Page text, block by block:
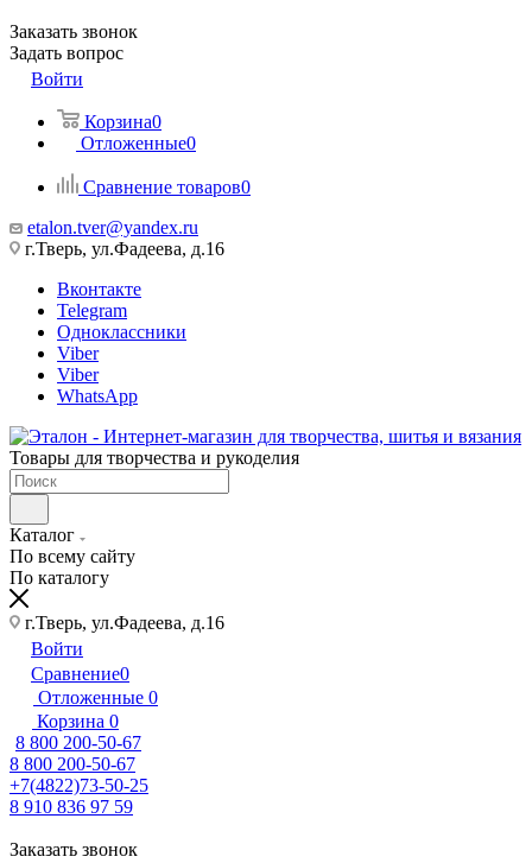
Заказать звонок
Задать вопрос
Войти
Корзина0
Отложенные0
Сравнение товаров0
etalon.tver@yandex.ru
г.Тверь, ул.Фадеева, д.16
Вконтакте
Telegram
Одноклассники
Viber
Viber
WhatsApp
Товары для творчества и рукоделия
Каталог
По всему сайту
По каталогу
г.Тверь, ул.Фадеева, д.16
Войти
Сравнение0
Отложенные 0
Корзина 0
8 800 200-50-67
8 800 200-50-67
+7(4822)73-50-25
8 910 836 97 59
Заказать звонок